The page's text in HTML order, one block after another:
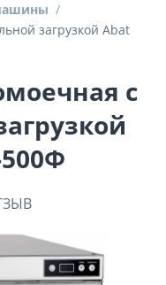
/
загрузкой Abat
с